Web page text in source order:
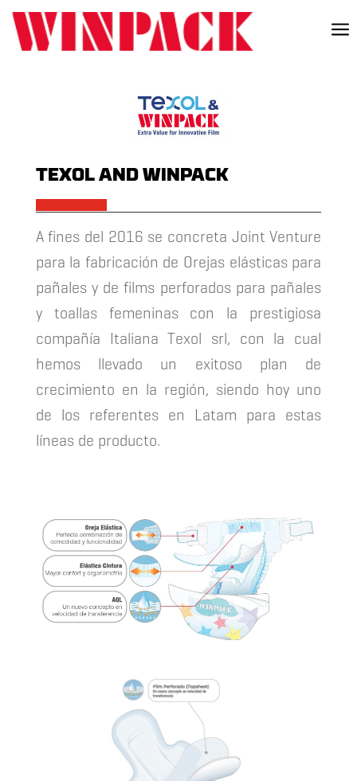
a
TEXOL AND WINPACK
A fines del 2016 se concreta Joint Venture
para la fabricación de Orejas elásticas para
pañales y de films perforados para pañales
y toallas femeninas con la prestigiosa
compañía Italiana Texol srl, con la cual
hemos llevado un exitoso plan de
crecimiento en la región, siendo hoy uno
de los referentes en Latam para estas
líneas de producto.